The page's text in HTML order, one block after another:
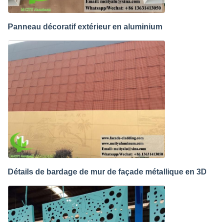
Panneau décoratif extérieur en aluminium
Détails de bardage de mur de façade métallique en 3D